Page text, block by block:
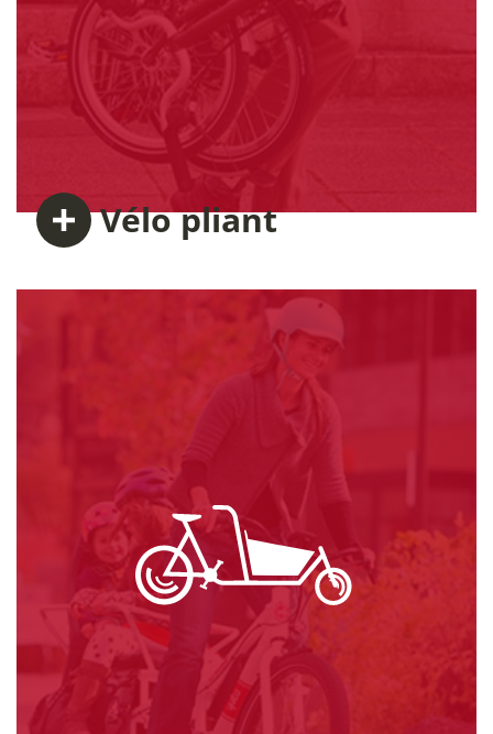
Vélopliant